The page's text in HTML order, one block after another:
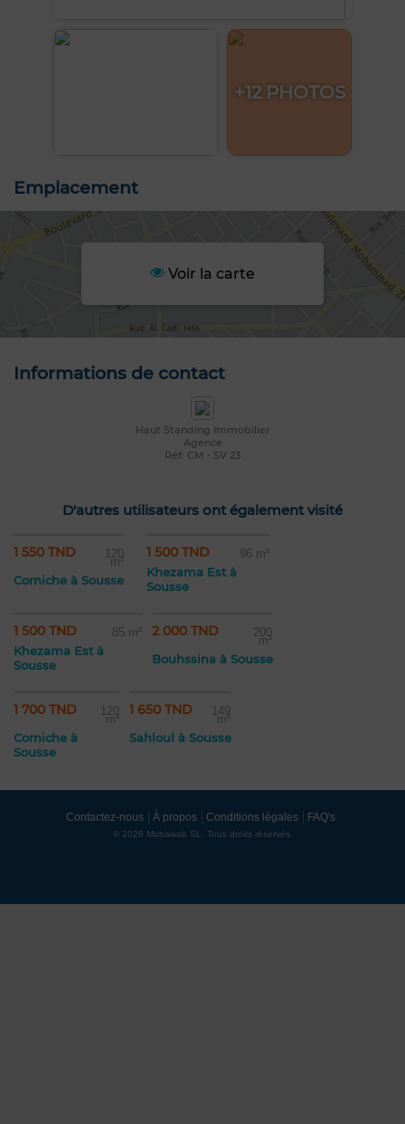
+12 PHOTOS
Emplacement
Voir la carte
Informations de contact
Haut Standing Immobilier
Agence
Réf: CM - SV 23
D'autres utilisateurs ont également visité
1 550 TND 120
m²
Corniche à Sousse
1 500 TND 96 m²
Khezama Est à
Sousse
1 500 TND 85 m²
Khezama Est à
Sousse
2 000 TND 200
m²
Bouhssina à Sousse
1 700 TND 120
m²
Corniche à
Sousse
1 650 TND 149
m²
Sahloul à Sousse
Contactez-nous À propos Conditions légales FAQ's
© 2026 Mubawab SL. Tous droits réservés.